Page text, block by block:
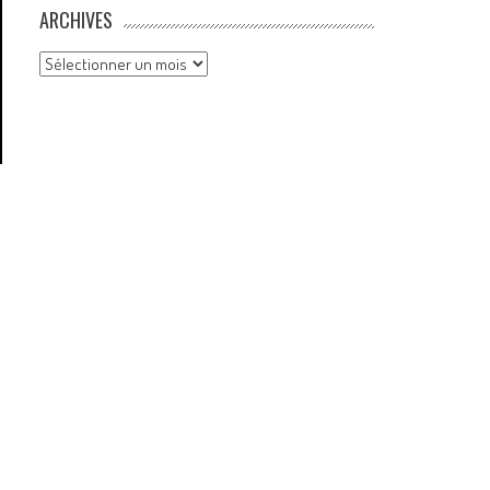
ARCHIVES
Archives